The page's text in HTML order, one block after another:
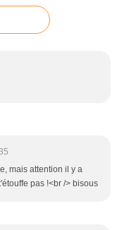
mais attention il y a
pas !<br /> bisous